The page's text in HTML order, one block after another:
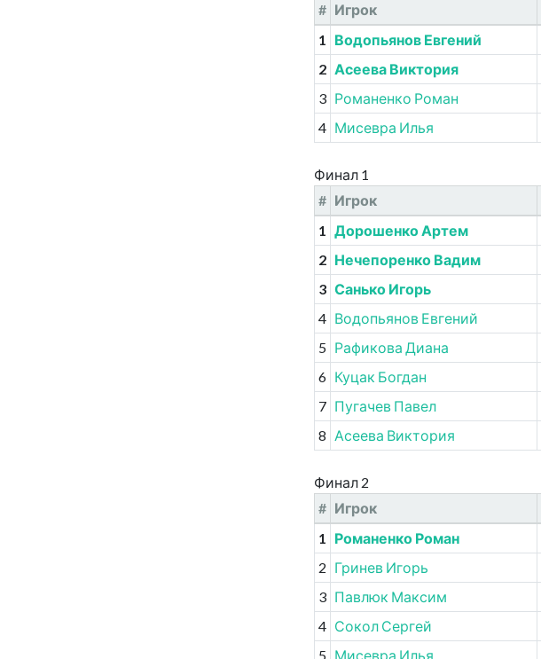
# Игрок
1 Водопьянов Евгений
2 Асеева Виктория
3 Романенко Роман
4 Мисевра Илья
Финал 1
# Игрок
1 Дорошенко Артем
2 Нечепоренко Вадим
3 Санько Игорь
4 Водопьянов Евгений
5 Рафикова Диана
6 Куцак Богдан
7 Пугачев Павел
8 Асеева Виктория
Финал 2
# Игрок
1 Романенко Роман
2 Гринев Игорь
3 Павлюк Максим
4 Сокол Сергей
5 Мисевра Илья